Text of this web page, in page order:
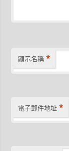
顯示名稱 *
電子郵件地址 *